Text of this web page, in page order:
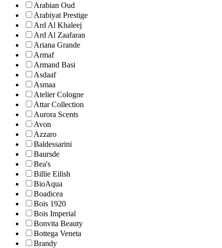
Arabian Oud
Arabiyat Prestige
Ard Al Khaleej
Ard Al Zaafaran
Ariana Grande
Armaf
Armand Basi
Asdaaf
Asmaa
Atelier Cologne
Attar Collection
Aurora Scents
Avon
Azzaro
Baldessarini
Baursde
Bea's
Billie Eilish
BioAqua
Boadicea
Bois 1920
Bois Imperial
Bonvita Beauty
Bottega Veneta
Brandy